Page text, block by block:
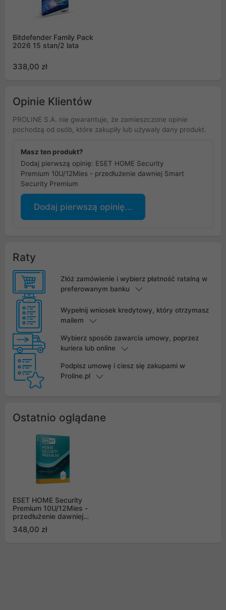
Bitdefender Family Pack
2026 15 stan/2 lata
338,00 zł
Opinie Klientów
PROLINE S.A. nie gwarantuje, że zamieszczone opinie
pochodzą od osób, które zakupiły lub używały dany produkt.
Masz ten produkt?
Dodaj pierwszą opinię: ESET HOME Security
Premium 10U/12Mies - przedłużenie dawniej Smart
Security Premium
Dodaj pierwszą opinię...
Raty
Złóż zamówienie i wybierz płatność ratalną w
preferowanym banku
Wypełnij wniosek kredytowy, który otrzymasz
mailem
Wybierz sposób zawarcia umowy, poprzez
kuriera lub online
Podpisz umowę i ciesz się zakupami w
Proline.pl
Ostatnio oglądane
ESET HOME Security
Premium 10U/12Mies -
przedłużenie dawniej
Smart Security Premium
348,00 zł